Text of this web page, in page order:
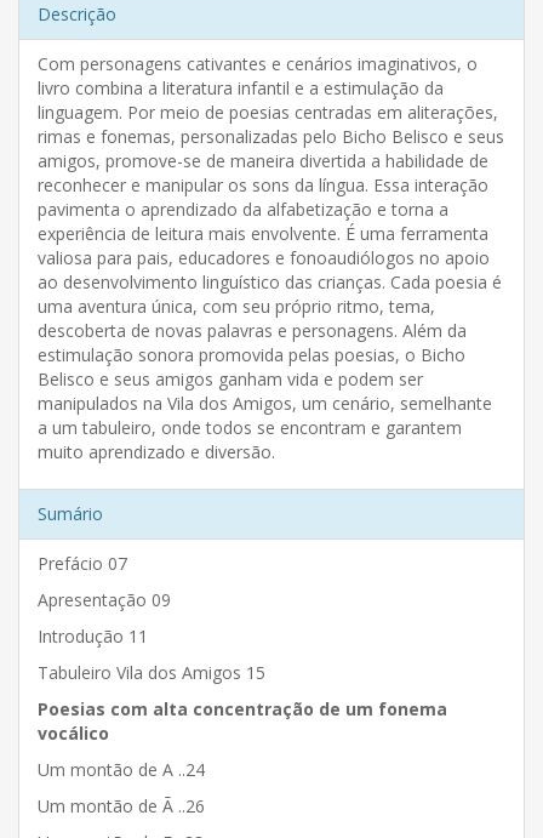
Descrição
Com personagens cativantes e cenários imaginativos, o
livro combina a literatura infantil e a estimulação da
linguagem. Por meio de poesias centradas em aliterações,
rimas e fonemas, personalizadas pelo Bicho Belisco e seus
amigos, promove-se de maneira divertida a habilidade de
reconhecer e manipular os sons da língua. Essa interação
pavimenta o aprendizado da alfabetização e torna a
experiência de leitura mais envolvente. É uma ferramenta
valiosa para pais, educadores e fonoaudiólogos no apoio
ao desenvolvimento linguístico das crianças. Cada poesia é
uma aventura única, com seu próprio ritmo, tema,
descoberta de novas palavras e personagens. Além da
estimulação sonora promovida pelas poesias, o Bicho
Belisco e seus amigos ganham vida e podem ser
manipulados na Vila dos Amigos, um cenário, semelhante
a um tabuleiro, onde todos se encontram e garantem
muito aprendizado e diversão.
Sumário
Prefácio 07
Apresentação 09
Introdução 11
Tabuleiro Vila dos Amigos 15
Poesias com alta concentração de um fonema
vocálico
Um montão de A ..24
Um montão de Ã ..26